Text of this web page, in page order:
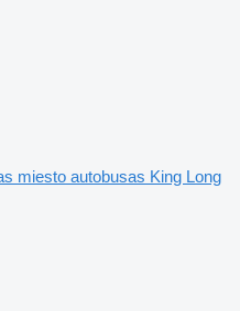
miesto autobusas King Long